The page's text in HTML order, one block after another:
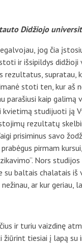
Didžiojo
jog čia
ir išsipildys
supratau,
stoti ten, kur aš
kaip galimą
kvietimą studijuoti ją
rezultatų
prisiminus savo
pirmam
Nors
su baltais chalatais
ar kur geriau,
ir turiu vaizdinę
žiūrint tiesiai į lapą